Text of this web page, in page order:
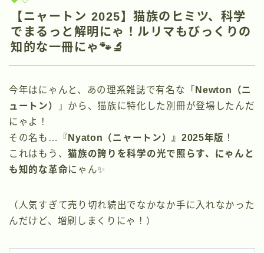
【ニャートン 2025】猫族のヒミツ、科学
でまるっと解明にゃ！ルリマもびっくりの
知的な一冊にゃ🐾🔬
今年はにゃんと、あの理系雑誌で有名な「 Newton（ニ
ュートン）
」から、猫族に特化した別冊が登場したんだ
にゃよ！
その名も…
『Nyaton（ニャートン）』2025年版 ！
これはもう、猫族の誇りを科学の光で照らす、にゃんと
も知的な革命にゃん✨
（人気すぎて売り切れ続出でなかなか手に入れなかった
んだけど、増刷しまくりにゃ！）